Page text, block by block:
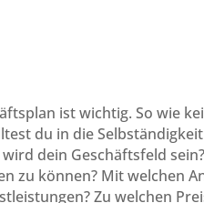
ist wichtig. So wie
du in die
dein Geschäftsfeld
zu können? Mit welchen
Zu welchen